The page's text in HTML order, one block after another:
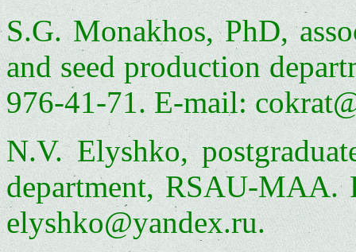
S.G. Monakhos, PhD,
and seed production
976-41-71. E-mail:
N.V. Elyshko,
department, RSAU-MAA.
elyshko@yandex.ru.